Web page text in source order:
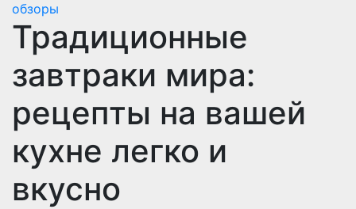
обзоры
Традиционные
завтраки мира:
рецепты на вашей
кухне легко и
вкусно